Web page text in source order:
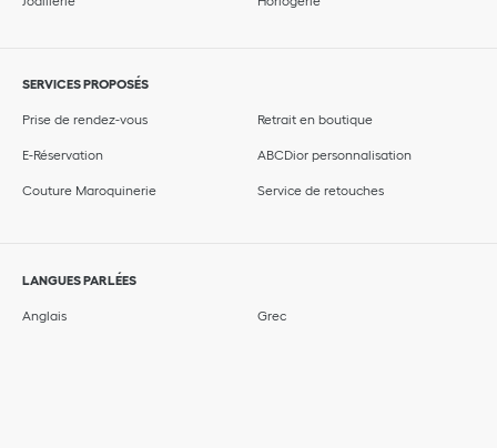
SERVICES PROPOSÉS
Prise de rendez-vous Retrait en boutique
E-Réservation ABCDior personnalisation
Couture Maroquinerie Service de retouches
LANGUES PARLÉES
Anglais Grec